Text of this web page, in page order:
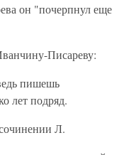
он "почерпнул еще
Писареву:
пишешь
лет подряд.
Л.